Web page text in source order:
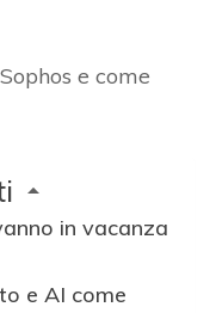
e come
in vacanza
e AI come